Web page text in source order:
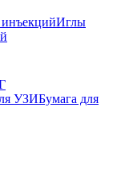
Иглы
УЗИБумага для